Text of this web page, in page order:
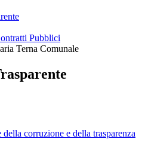
Pubblici
Terna Comunale
corruzione e della trasparenza